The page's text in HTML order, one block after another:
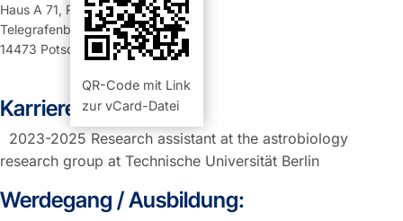
QR-Code mit Link
zur vCard-Datei
Haus A 71, Raum 318 (Büro)
Telegrafenberg
14473 Potsdam
Karriere:
2023-2025 Research assistant at the astrobiology
research group at Technische Universität Berlin
Werdegang / Ausbildung: